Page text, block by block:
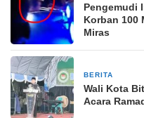
Pengemudi
Korban 100
Miras
BERITA
Wali Kota
Acara